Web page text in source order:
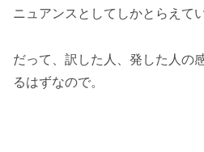
ニュアンスとしてしかとらえて
だって、訳した人、発した人の
るはずなので。